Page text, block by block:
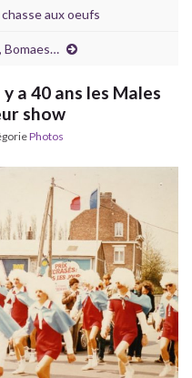
aux oeufs
Bomaes…
a 40 ans les Males
show
Photos